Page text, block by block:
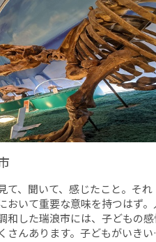
て、聞いて、感じたこと。それ
おいて重要な意味を持つはず。
和した瑞浪市には、子どもの
さんあります。子どもがいきい